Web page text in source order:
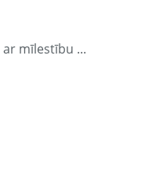
mīlestību ...